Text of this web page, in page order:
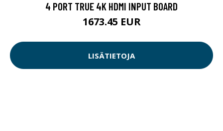
4 PORT TRUE 4K HDMI INPUT BOARD
1673.45 EUR
LISÄTIETOJA